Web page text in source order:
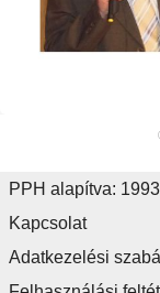
PPH alapítva:
Kapcsolat
Adatkezelési